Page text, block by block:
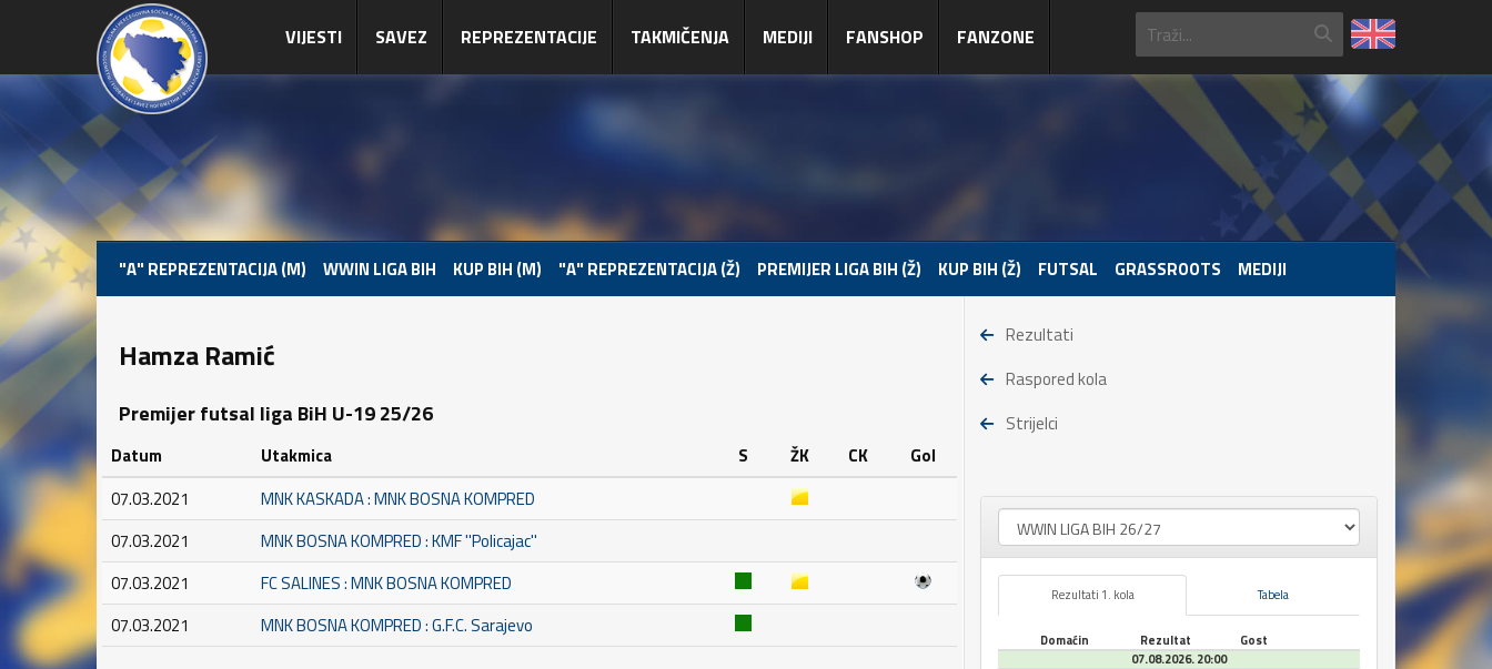
VIJESTI SAVEZ REPREZENTACIJE TAKMIČENJA MEDIJI FANSHOP FANZONE
"A" REPREZENTACIJA (M) WWIN LIGA BIH KUP BIH (M) "A" REPREZENTACIJA (Ž) PREMIJER LIGA BIH (Ž) KUP BIH (Ž) FUTSAL GRASSROOTS MEDIJI
Hamza Ramić
Premijer futsal liga BiH U-19 25/26
Datum Utakmica S ŽK CK
Gol
07.03.2021
MNK KASKADA : MNK BOSNA KOMPRED
07.03.2021
MNK BOSNA KOMPRED : KMF ''Policajac''
07.03.2021
FC SALINES : MNK BOSNA KOMPRED
07.03.2021
MNK BOSNA KOMPRED : G.F.C. Sarajevo
Rezultati
Raspored kola
Strijelci
Rezultati 1. kola Tabela
Domaćin Rezultat
Gost
07.08.2026. 20:00